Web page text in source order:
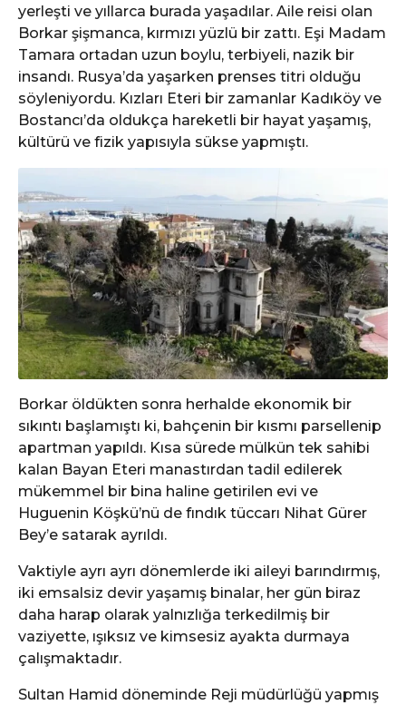
yerleşti ve yıllarca burada yaşadılar. Aile reisi olan
Borkar şişmanca, kırmızı yüzlü bir zattı. Eşi Madam
Tamara ortadan uzun boylu, terbiyeli, nazik bir
insandı. Rusya’da yaşarken prenses titri olduğu
söyleniyordu. Kızları Eteri bir zamanlar Kadıköy ve
Bostancı’da oldukça hareketli bir hayat yaşamış,
kültürü ve fizik yapısıyla sükse yapmıştı.
Borkar öldükten sonra herhalde ekonomik bir
sıkıntı başlamıştı ki, bahçenin bir kısmı parsellenip
apartman yapıldı. Kısa sürede mülkün tek sahibi
kalan Bayan Eteri manastırdan tadil edilerek
mükemmel bir bina haline getirilen evi ve
Huguenin Köşkü’nü de fındık tüccarı Nihat Gürer
Bey’e satarak ayrıldı.
Vaktiyle ayrı ayrı dönemlerde iki aileyi barındırmış,
iki emsalsiz devir yaşamış binalar, her gün biraz
daha harap olarak yalnızlığa terkedilmiş bir
vaziyette, ışıksız ve kimsesiz ayakta durmaya
çalışmaktadır.
Sultan Hamid döneminde Reji müdürlüğü yapmış